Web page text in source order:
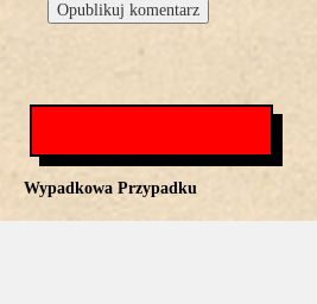
Wypadkowa Przypadku